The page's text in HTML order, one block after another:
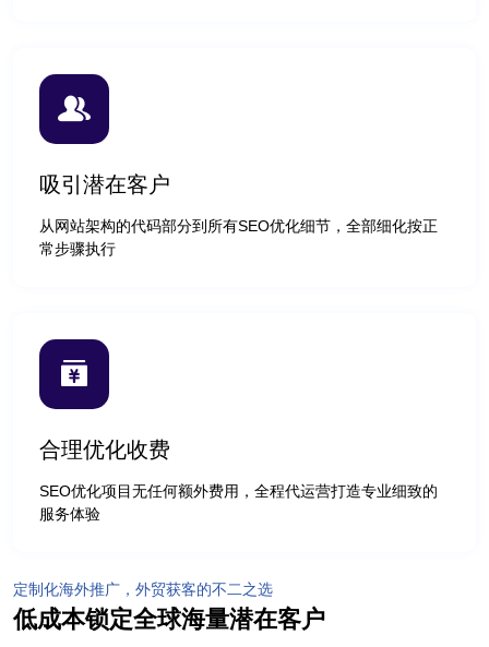
吸引潜在客户
从网站架构的代码部分到所有SEO优化细节，全部细化按正
常步骤执行
合理优化收费
SEO优化项目无任何额外费用，全程代运营打造专业细致的
服务体验
定制化海外推广，外贸获客的不二之选
低成本锁定全球海量潜在客户